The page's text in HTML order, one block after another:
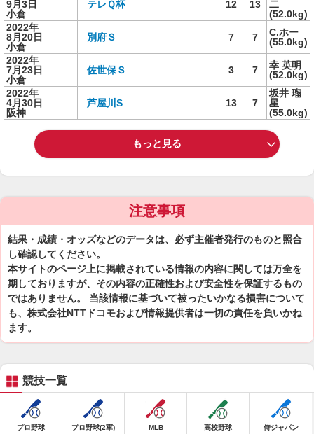
9月3日
小倉
テレＱ杯 12 13
二
(52.0kg)
2022年
8月20日
小倉
別府Ｓ 7 7
C.ホー
(55.0kg)
2022年
7月23日
小倉
佐世保Ｓ 3 7
幸 英明
(52.0kg)
2022年
4月30日
阪神
芦屋川S 13 7
坂井 瑠
星
(55.0kg)
もっと見る
注意事項
結果・成績・オッズなどのデータは、必ず主催者発行のものと照合
し確認してください。
本サイトのページ上に掲載されている情報の内容に関しては万全を
期しておりますが、その内容の正確性および安全性を保証するもの
ではありません。 当該情報に基づいて被ったいかなる損害について
も、株式会社NTTドコモおよび情報提供者は一切の責任を負いかね
ます。
競技一覧
プロ野球 プロ野球(2軍) MLB 高校野球 侍ジャパン